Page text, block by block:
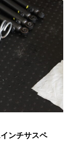
ンチサスペ